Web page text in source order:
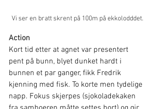
Vi ser en bratt skrent på 100m på ekkolodddet.
Action
Kort tid etter at agnet var presentert
pent på bunn, blyet dunket hardt i
bunnen et par ganger, fikk Fredrik
kjenning med fisk. To korte men tydelige
napp. Fokus skjerpes (sjokoladekaken